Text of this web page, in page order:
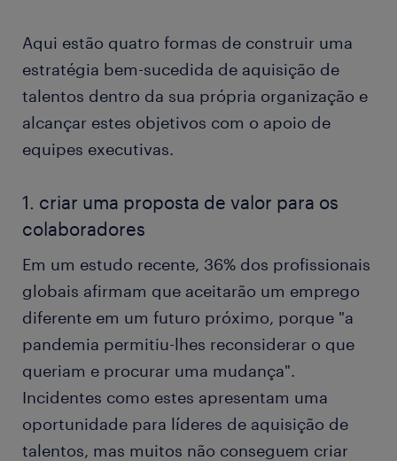
Aqui estão quatro formas de construir uma
estratégia bem-sucedida de aquisição de
talentos dentro da sua própria organização e
alcançar estes objetivos com o apoio de
equipes executivas.
1. criar uma proposta de valor para os
colaboradores
Em um estudo recente, 36% dos profissionais
globais afirmam que aceitarão um emprego
diferente em um futuro próximo, porque "a
pandemia permitiu-lhes reconsiderar o que
queriam e procurar uma mudança".
Incidentes como estes apresentam uma
oportunidade para líderes de aquisição de
talentos, mas muitos não conseguem criar